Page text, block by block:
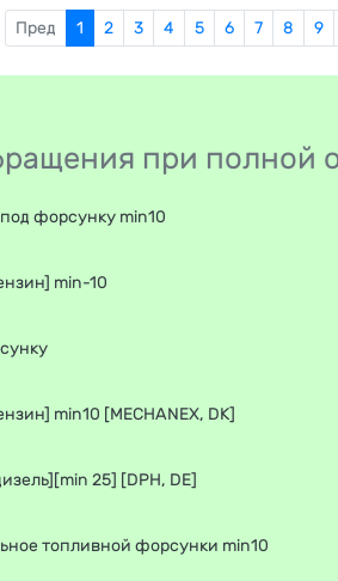
Пред 1 2 3 4 5 6 7 8 9
при полной
форсунку min10
min-10
min10 [MECHANEX, DK]
25] [DPH, DE]
топливной форсунки min10